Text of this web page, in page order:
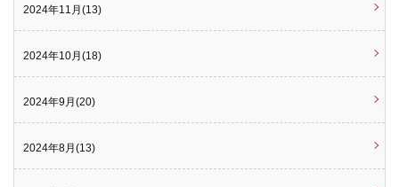
2024年11月(13)
2024年10月(18)
2024年9月(20)
2024年8月(13)